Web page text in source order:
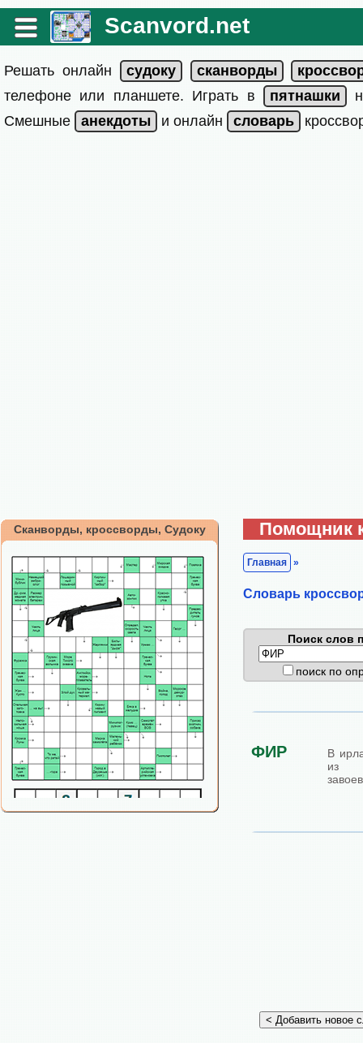
Scanvord.net
Решать онлайн
телефоне или планшете. Играть в
Смешные
и онлайн
Сканворды, кроссворды, Судоку Помощник
Главная »
Cловарь
Поиск слов
поиск по
ФИР
В
из